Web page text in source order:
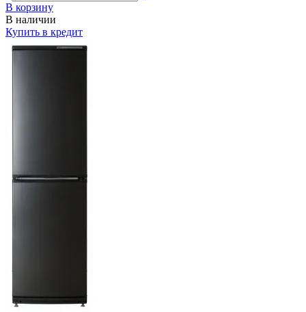
В корзину
В наличии
Купить в кредит